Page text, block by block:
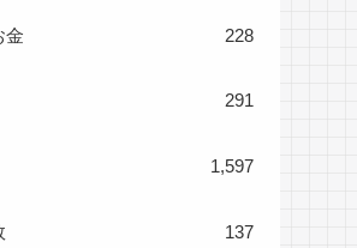
金 228
291
1,597
137